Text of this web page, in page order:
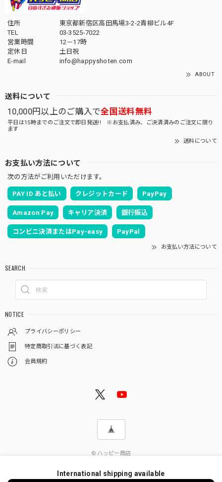
住所
東京都新宿区高田馬場3-2-2青柳ビル4F
TEL
03-3525-7022
営業時間
12－17時
定休日
土日祝
E-mail
info@happyshoten.com
ABOUT
送料について
10,000円以上のご購入で全国送料無料
平日は15時までのご注文で即日発送!! ※お支払済み、ご決済済みのご注文に限り
ます
送料について
お支払い方法について
次の方法がご利用いただけます。
PAY ID あと払い クレジットカード PayPay
Amazon Pay キャリア決済 銀行振込
コンビニ決済またはPay-easy PayPal
お支払い方法について
SEARCH
NOTICE
プライバシーポリシー
特定商取引法に基づく表記
会員規約
© ハッピー商店
International shipping available